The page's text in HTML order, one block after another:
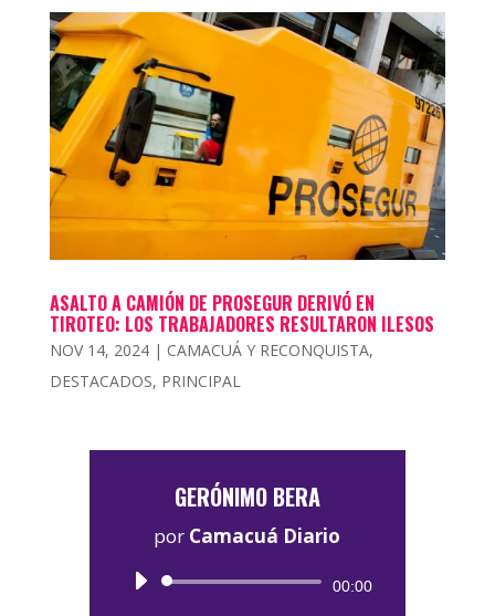
ASALTO A CAMIÓN DE PROSEGUR DERIVÓ EN
TIROTEO: LOS TRABAJADORES RESULTARON ILESOS
NOV 14, 2024| CAMACUÁ Y RECONQUISTA,
DESTACADOS, PRINCIPAL
GERÓNIMO BERA
por Camacuá Diario
Reproductor
00:00